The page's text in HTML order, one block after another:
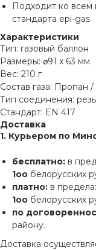
Подходит ко всем
стандарта epi-gas
Характеристики
Тип: газовый баллон
Размеры: ⌀91 x 63 мм
Вес: 210 г
Состав газа: Пропан
Тип соединения:
Стандарт: EN 417
Доставка
1. Курьером по
бесплатно: в
1оо белорусских
платно: в
1оо белорусских
по
району.
Доставка